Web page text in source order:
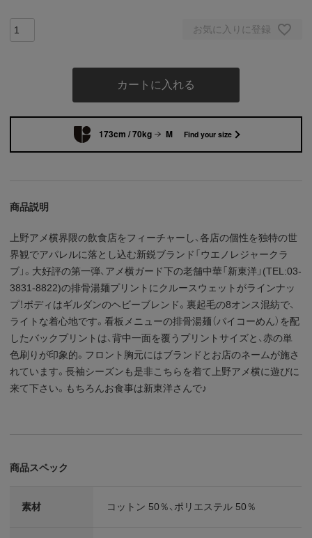
お気に入りに登録
カートに入れる
173cm / 70kg M Find your size
商品説明
上野アメ横界隈の飲食店をフィーチャーし、各店の個性を独特の世
界観でアパレルに落とし込む新鋭ブランド「ウエノレジャークラ
ブ」。大好評の第一弾、アメ横ガード下の老舗中華「新東洋」(TEL:03-
3831-8822)の排骨湯麺プリントにクルースウェットがラインナッ
プ！ボディはギルダンのヘビーブレンド。裏起毛の8オンス混紡で、
ライトな着心地です。看板メニューの排骨湯麺（パイコーめん）を配
したバックプリントは、背中一面を覆うプリントサイズと、赤の単
色刷りが印象的。フロント胸元にはブランドとお店のネームが施さ
れています。長袖シーズンも是非こちらを着て上野アメ横に遊びに
来て下さい。もちろんお食事は新東洋さんで♪
商品スペック
素材 コットン 50％、ポリエステル 50％